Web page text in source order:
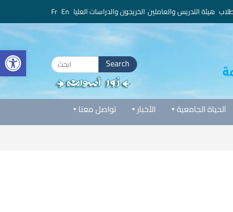
هيئة التدريس والعاملين الخريجون والدراسات العليا
Search
for:
تواصل معنا الأخبار الحياة الجامعية